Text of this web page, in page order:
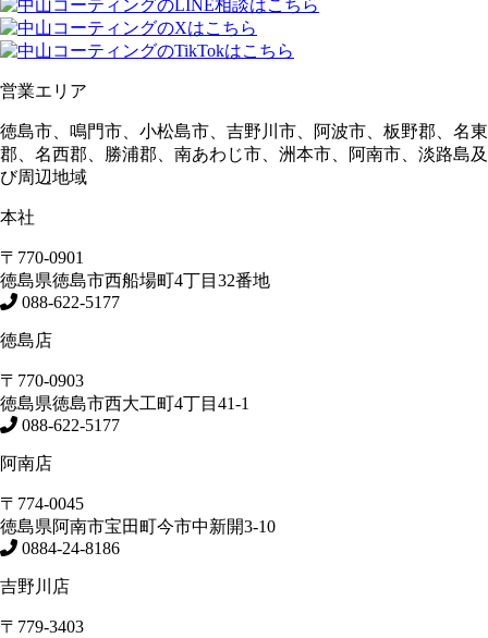
営業エリア
徳島市、鳴門市、小松島市、吉野川市、阿波市、板野郡、名東
郡、名西郡、勝浦郡、南あわじ市、洲本市、阿南市、淡路島及
び周辺地域
本社
〒770-0901
徳島県徳島市西船場町4丁目32番地
088-622-5177
徳島店
〒770-0903
徳島県徳島市西大工町4丁目41-1
088-622-5177
阿南店
〒774-0045
徳島県阿南市宝田町今市中新開3-10
0884-24-8186
吉野川店
〒779-3403